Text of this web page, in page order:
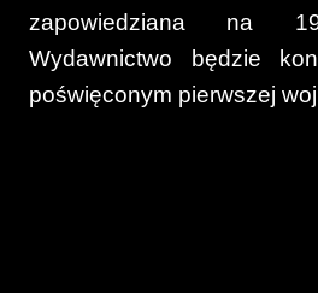
zapowiedziana na
Wydawnictwo będzie
poświęconym pierwszej